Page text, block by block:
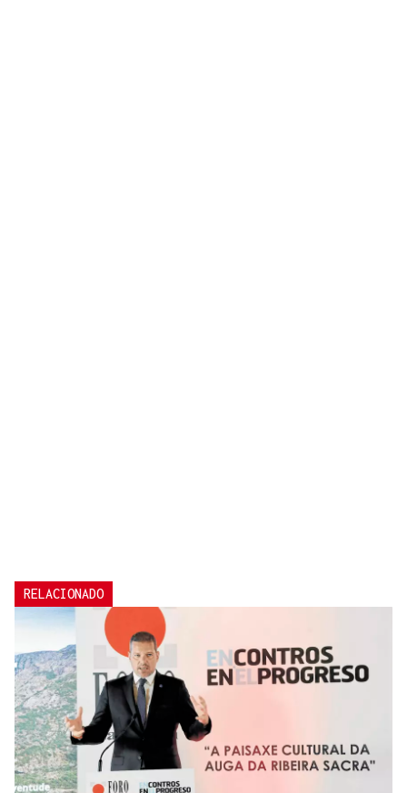
RELACIONADO